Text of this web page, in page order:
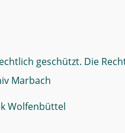
geschützt. Die
Marbach
Wolfenbüttel